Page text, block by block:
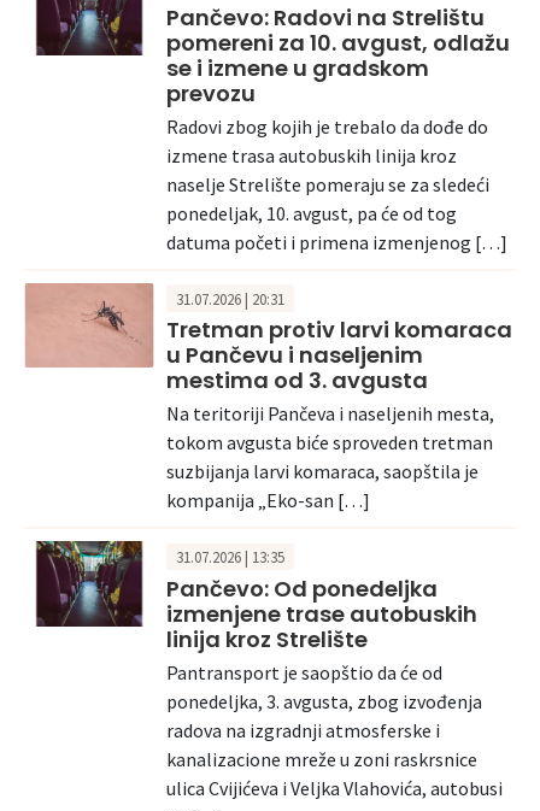
Pančevo: Radovi na Strelištu
pomereni za 10. avgust, odlažu
se i izmene u gradskom
prevozu
Radovi zbog kojih je trebalo da dođe do
izmene trasa autobuskih linija kroz
naselje Strelište pomeraju se za sledeći
ponedeljak, 10. avgust, pa će od tog
datuma početi i primena izmenjenog […]
31.07.2026 | 20:31
Tretman protiv larvi komaraca
u Pančevu i naseljenim
mestima od 3. avgusta
Na teritoriji Pančeva i naseljenih mesta,
tokom avgusta biće sproveden tretman
suzbijanja larvi komaraca, saopštila je
kompanija „Eko-san […]
31.07.2026 | 13:35
Pančevo: Od ponedeljka
izmenjene trase autobuskih
linija kroz Strelište
Pantransport je saopštio da će od
ponedeljka, 3. avgusta, zbog izvođenja
radova na izgradnji atmosferske i
kanalizacione mreže u zoni raskrsnice
ulica Cvijićeva i Veljka Vlahovića, autobusi